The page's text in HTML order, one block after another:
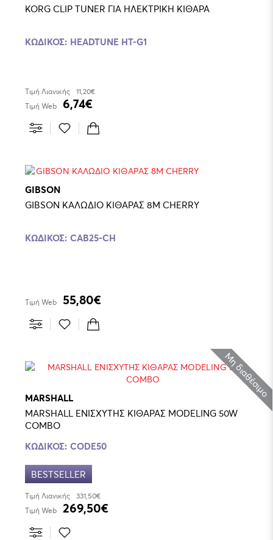
KORG CLIP TUNER ΓΙΑ ΗΛΕΚΤΡΙΚΗ ΚΙΘΑΡΑ
ΚΩΔΙΚΌΣ: HEADTUNE HT-G1
Τιμή Λιανικής
11,20€
Τιμή Web
6,74€
GIBSON
GIBSON ΚΑΛΩΔΙΟ ΚΙΘΑΡΑΣ 8Μ CHERRY
ΚΩΔΙΚΌΣ: CAB25-CH
Τιμή Web 55,80€
Μη διαθέσιμο
MARSHALL
MARSHALL ΕΝΙΣΧΥΤΗΣ ΚΙΘΑΡΑΣ MODELING 50W
COMBO
ΚΩΔΙΚΌΣ: CODE50
BESTSELLER
Τιμή Λιανικής
331,50€
Τιμή Web
269,50€